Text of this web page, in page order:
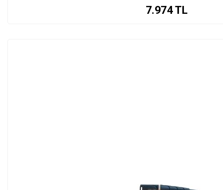
7.974TL